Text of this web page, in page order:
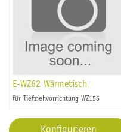
E-WZ62 Wärmetisch
für Tiefziehvorrichtung WZ156